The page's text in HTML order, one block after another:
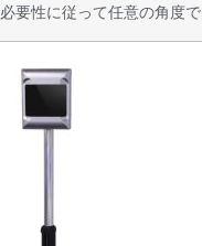
必要性に従って任意の角度で